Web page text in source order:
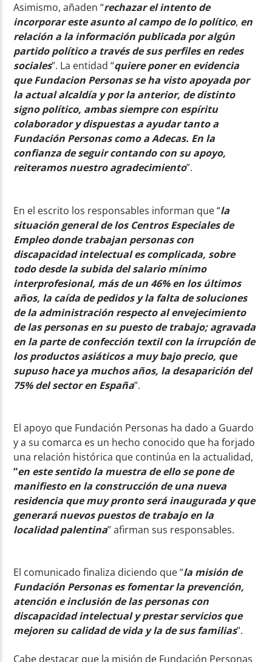
Asimismo, añaden “rechazar el intento de
incorporar este asunto al campo de lo político, en
relación a la información publicada por algún
partido político a través de sus perfiles en redes
sociales”. La entidad “quiere poner en evidencia
que Fundacion Personas se ha visto apoyada por
la actual alcaldía y por la anterior, de distinto
signo político, ambas siempre con espíritu
colaborador y dispuestas a ayudar tanto a
Fundación Personas como a Adecas. En la
confianza de seguir contando con su apoyo,
reiteramos nuestro agradecimiento”.
En el escrito los responsables informan que “la
situación general de los Centros Especiales de
Empleo donde trabajan personas con
discapacidad intelectual es complicada, sobre
todo desde la subida del salario mínimo
interprofesional, más de un 46% en los últimos
años, la caída de pedidos y la falta de soluciones
de la administración respecto al envejecimiento
de las personas en su puesto de trabajo; agravada
en la parte de confección textil con la irrupción de
los productos asiáticos a muy bajo precio, que
supuso hace ya muchos años, la desaparición del
75% del sector en España”.
El apoyo que Fundación Personas ha dado a Guardo
y a su comarca es un hecho conocido que ha forjado
una relación histórica que continúa en la actualidad,
“en este sentido la muestra de ello se pone de
manifiesto en la construcción de una nueva
residencia que muy pronto será inaugurada y que
generará nuevos puestos de trabajo en la
localidad palentina” afirman sus responsables.
El comunicado finaliza diciendo que “la misión de
Fundación Personas es fomentar la prevención,
atención e inclusión de las personas con
discapacidad intelectual y prestar servicios que
mejoren su calidad de vida y la de sus familias”.
Cabe destacar que la misión de Fundación Personas